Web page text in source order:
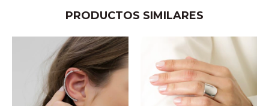
PRODUCTOS SIMILARES